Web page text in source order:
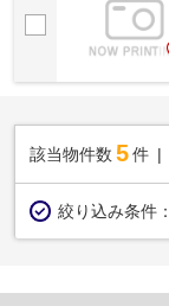
該当物件数 5件
絞り込み条件：